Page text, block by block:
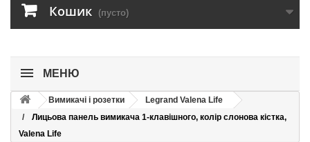
Кошик (пусто)
МЕНЮ
Вимикачі і розетки
Legrand Valena Life
Лицьова панель вимикача 1-клавішного, колір слонова кістка,
Valena Life